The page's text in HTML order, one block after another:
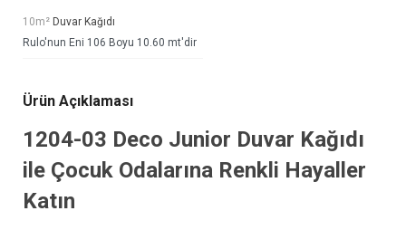
10m² Duvar Kağıdı
Rulo'nun Eni 106 Boyu 10.60 mt'dir
Ürün Açıklaması
1204-03 Deco Junior Duvar Kağıdı
ile Çocuk Odalarına Renkli Hayaller
Katın